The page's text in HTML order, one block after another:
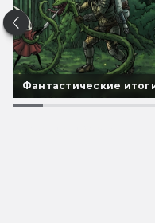
Фантастические